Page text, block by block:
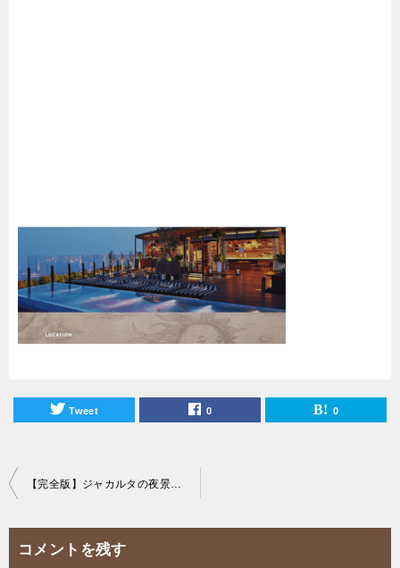
Tweet 0 0
投
【完全版】ジャカルタの夜景を一望できる20のおすすめスカイバーを紹介！
コメントを残す